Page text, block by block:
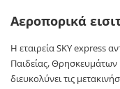
Αεροπορικά
H εταιρεία SKY express
Παιδείας, Θρησκευμάτων
διευκολύνει τις